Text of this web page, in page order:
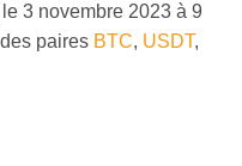
le 3 novembre 2023 à 9
paires BTC, USDT,